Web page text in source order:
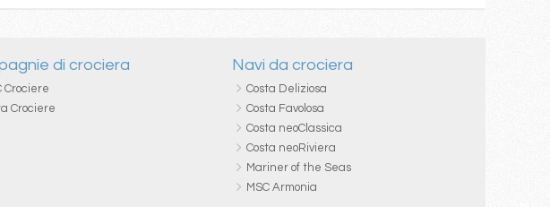
di crociera
Crociere
Crociere
Navi da crociera
Costa Deliziosa
Costa Favolosa
Costa neoClassica
Costa neoRiviera
Mariner of the Seas
MSC Armonia